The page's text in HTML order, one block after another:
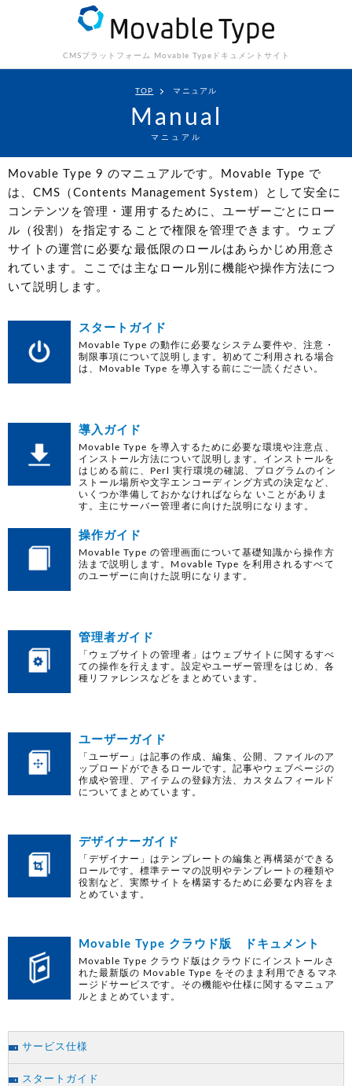
CMSプラットフォーム Movable Type ドキュメントサイト
TOP マニュアル
Manual
マニュアル
Movable Type 9 のマニュアルです。Movable Type で
は、CMS（Contents Management System）として安全に
コンテンツを管理・運用するために、ユーザーごとにロー
ル（役割）を指定することで権限を管理できます。ウェブ
サイトの運営に必要な最低限のロールはあらかじめ用意さ
れています。ここでは主なロール別に機能や操作方法につ
いて説明します。
スタートガイド
Movable Type の動作に必要なシステム要件や、注意・
制限事項について説明します。初めてご利用される場合
は、Movable Type を導入する前にご一読ください。
導入ガイド
Movable Type を導入するために必要な環境や注意点、
インストール方法について説明します。インストールを
はじめる前に、Perl 実行環境の確認、プログラムのイン
ストール場所や文字エンコーディング方式の決定など、
いくつか準備しておかなければならな いことがありま
す。主にサーバー管理者に向けた説明になります。
操作ガイド
Movable Type の管理画面について基礎知識から操作方
法まで説明します。Movable Type を利用されるすべて
のユーザーに向けた説明になります。
管理者ガイド
「ウェブサイトの管理者」はウェブサイトに関するすべ
ての操作を行えます。設定やユーザー管理をはじめ、各
種リファレンスなどをまとめています。
ユーザーガイド
「ユーザー」は記事の作成、編集、公開、ファイルのア
ップロードができるロールです。記事やウェブページの
作成や管理、アイテムの登録方法、カスタムフィールド
についてまとめています。
デザイナーガイド
「デザイナー」はテンプレートの編集と再構築ができる
ロールです。標準テーマの説明やテンプレートの種類や
役割など、実際サイトを構築するために必要な内容をま
とめています。
Movable Type クラウド版 ドキュメント
Movable Type クラウド版はクラウドにインストールさ
れた最新版の Movable Type をそのまま利用できるマネ
ージドサービスです。その機能や仕様に関するマニュア
ルとまとめています。
サービス仕様
スタートガイド